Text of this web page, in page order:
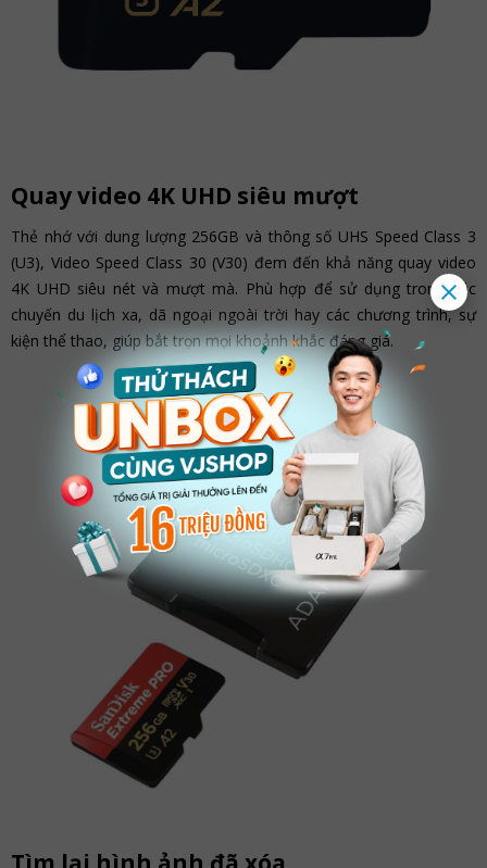
Quay video 4K UHD siêu mượt
Thẻ nhớ với dung lượng 256GB và thông số UHS Speed Class 3
(U3), Video Speed Class 30 (V30) đem đến khả năng quay video
4K UHD siêu nét và mượt mà. Phù hợp để sử dụng trong các
chuyến du lịch xa, dã ngoại ngoài trời hay các chương trình, sự
kiện thể thao, giúp bắt trọn mọi khoảnh khắc đáng giá.